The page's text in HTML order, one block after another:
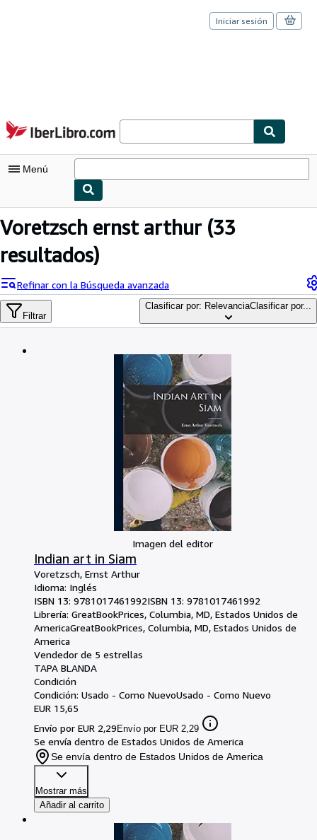
Pasar al contenido principal
IberLibro.com
Iniciar sesión
Menú
Mi cuenta
Consultar mis pedidos
Búsqueda avanzada
Colecciones
CERRAR
Voretzsch ernst arthur(33
resultados)
Refinar con la Búsqueda avanzada
Filtrar
Clasificar por: RelevanciaClasificar por...
Imagen del editor
Indian art in Siam
Voretzsch, Ernst Arthur
Idioma: Inglés
ISBN 13: 9781017461992ISBN 13: 9781017461992
Librería: GreatBookPrices, Columbia, MD, Estados Unidos de
AmericaGreatBookPrices, Columbia, MD, Estados Unidos de
America
Vendedor de 5 estrellas
TAPA BLANDA
Condición
Condición: Usado - Como NuevoUsado - Como Nuevo
EUR 15,65
Envío por EUR 2,29Envío por EUR 2,29
Se envía dentro de Estados Unidos de America
Se envía dentro de Estados Unidos de America
Mostrar más
Añadir al carrito